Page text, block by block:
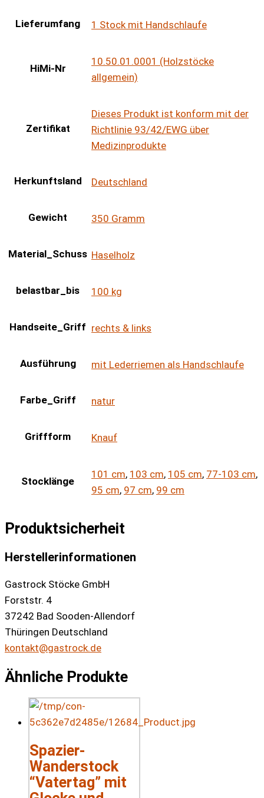
Lieferumfang 1 Stock mit Handschlaufe
HiMi-Nr
10.50.01.0001 (Holzstöcke
allgemein)
Zertifikat
Dieses Produkt ist konform mit der
Richtlinie 93/42/EWG über
Medizinprodukte
Herkunftsland Deutschland
Gewicht 350 Gramm
Material_Schuss Haselholz
belastbar_bis 100 kg
Handseite_Griff rechts & links
Ausführung mit Lederriemen als Handschlaufe
Farbe_Griff natur
Griffform Knauf
Stocklänge
101 cm, 103 cm, 105 cm, 77-103 cm,
95 cm, 97 cm, 99 cm
Produktsicherheit
Herstellerinformationen
Gastrock Stöcke GmbH
Forststr. 4
37242 Bad Sooden-Allendorf
Thüringen Deutschland
kontakt@gastrock.de
Ähnliche Produkte
Spazier-
Wanderstock
“Vatertag” mit